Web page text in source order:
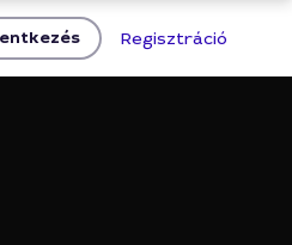
Regisztráció